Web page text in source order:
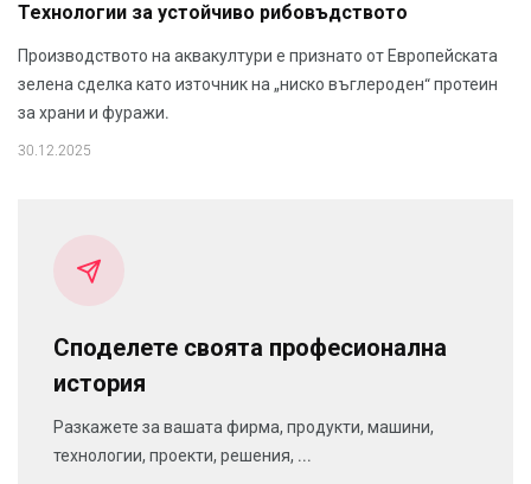
Технологии за устойчиво рибовъдството
Производството на аквакултури е признато от Европейската
зелена сделка като източник на „ниско въглероден“ протеин
за храни и фуражи.
30.12.2025
Споделете своята професионална
история
Разкажете за вашата фирма, продукти, машини,
технологии, проекти, решения, ...